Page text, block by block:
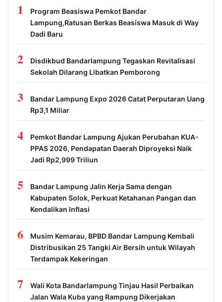
1
Program Beasiswa Pemkot Bandar
Lampung,Ratusan Berkas Beasiswa Masuk di Way
Dadi Baru
2
Disdikbud Bandarlampung Tegaskan Revitalisasi
Sekolah Dilarang Libatkan Pemborong
3
Bandar Lampung Expo 2026 Catat Perputaran Uang
Rp3,1 Miliar
4
Pemkot Bandar Lampung Ajukan Perubahan KUA-
PPAS 2026, Pendapatan Daerah Diproyeksi Naik
Jadi Rp2,999 Triliun
5
Bandar Lampung Jalin Kerja Sama dengan
Kabupaten Solok, Perkuat Ketahanan Pangan dan
Kendalikan Inflasi
6
Musim Kemarau, BPBD Bandar Lampung Kembali
Distribusikan 25 Tangki Air Bersih untuk Wilayah
Terdampak Kekeringan
7
Wali Kota Bandarlampung Tinjau Hasil Perbaikan
Jalan Wala Kuba yang Rampung Dikerjakan